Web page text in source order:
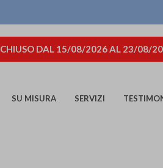
CHIUSO DAL 15/08/2026 AL 23/08/
SU MISURA SERVIZI